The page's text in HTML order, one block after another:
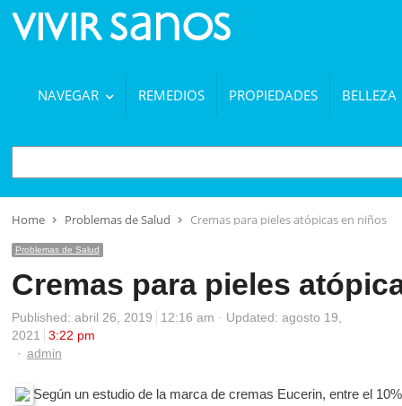
NAVEGAR REMEDIOS PROPIEDADES BELLEZA
BUSCAR
Home Problemas de Salud Cremas para pieles atópicas en niños
Problemas de Salud
Cremas para pieles
Published: abril 26, 2019 12:16 am
Updated: agosto 19,
2021
3:22 pm
Author
admin
Según un estudio de la marca de cremas Eucerin, entre el